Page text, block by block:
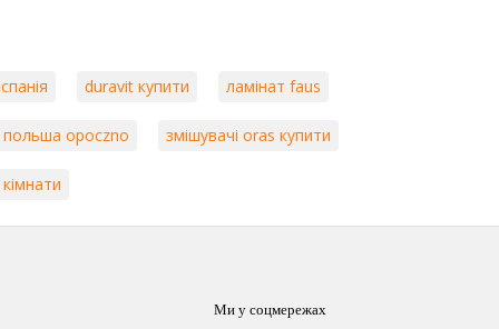
duravit купити ламінат faus
польша opoczno змішувачі oras купити
Ми у соцмережах